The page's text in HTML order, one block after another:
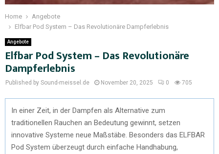
Home
Angebote
Elfbar Pod System – Das Revolutionäre Dampferlebnis
Angebote
Elfbar Pod System – Das Revolutionäre
Dampferlebnis
Published by Sound-meissel.de November 20, 2025 0 705
In einer Zeit, in der Dampfen als Alternative zum
traditionellen Rauchen an Bedeutung gewinnt, setzen
innovative Systeme neue Maßstäbe. Besonders das ELFBAR
Pod System überzeugt durch einfache Handhabung,